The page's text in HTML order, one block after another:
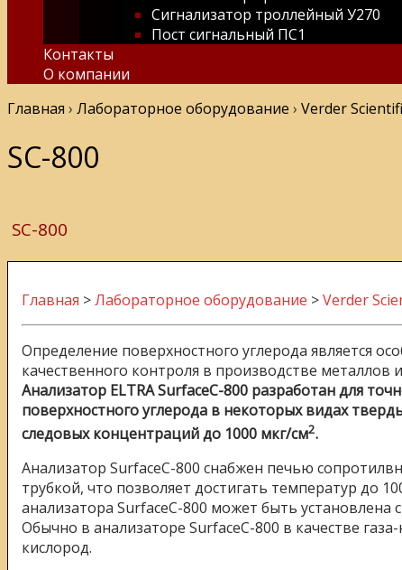
Сигнализатор троллейный У270
Пост сигнальный ПС1
Контакты
О компании
Главная › Лабораторное оборудование › Verder
SC-800
SC-800
Главная >Лабораторное оборудование >Verder
Определение поверхностного углерода является
качественного контроля в производстве металлов
Анализатор ELTRA SurfaceC-800 разработан для
поверхностного углерода в некоторых видах
следовых концентраций до 1000 мкг/см2.
Анализатор SurfaceC-800 снабжен печью
трубкой, что позволяет достигать температур до
анализатора SurfaceC-800 может быть установлена
Обычно в анализаторе SurfaceC-800 в качестве газа-
кислород.